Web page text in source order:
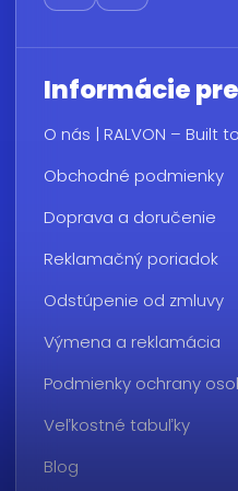
Informácie
O nás | RALVON – Built
Obchodné podmienky
Doprava a doručenie
Reklamačný poriadok
Odstúpenie od zmluvy
Výmena a reklamácia
Podmienky ochrany
Veľkostné tabuľky
Blog